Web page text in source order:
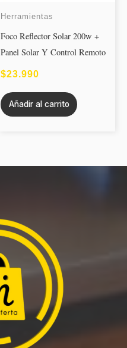
Herramientas
Foco Reflector Solar 200w +
Panel Solar Y Control Remoto
$23.990
Añadir al carrito